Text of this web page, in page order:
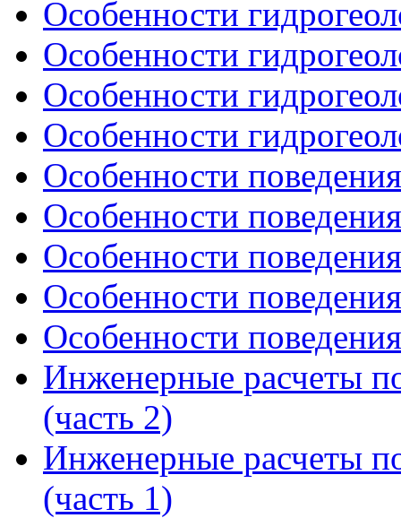
Особенности
Особенности
Особенности
Особенности
Особенности
Особенности
Особенности
Особенности
Особенности
Инженерные расчеты
(часть 2)
Инженерные расчеты
(часть 1)